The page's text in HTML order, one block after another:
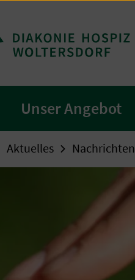
Unser Angebot
Aktuelles Nachrichten